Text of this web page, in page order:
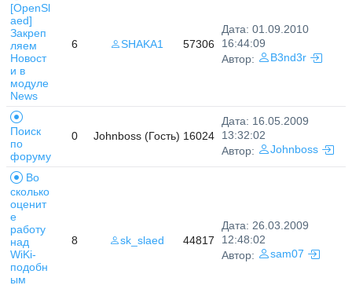
[OpenSl
aed]
Закреп
ляем
Новост
и в
модуле
News
6 SHAKA1 57306
Дата: 01.09.2010
16:44:09
Автор:
B3nd3r
Поиск
по
форуму
0 Johnboss (Гость) 16024
Дата: 16.05.2009
13:32:02
Автор:
Johnboss
Во
сколько
оценит
е
работу
над
WiKi-
подобн
ым
8 sk_slaed 44817
Дата: 26.03.2009
12:48:02
Автор:
sam07